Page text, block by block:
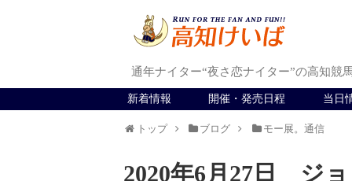
通年ナイター“夜さ恋ナイター”の高知競
新着情報 開催・発売日程 当日
トップ ブログ モー展。通信
2020年6月27日 ジ